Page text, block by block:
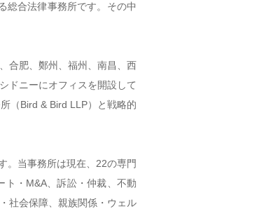
総合法律事務所です。その中
合肥、鄭州、福州、南昌、西
ドニーにオフィスを開設して
（Bird & Bird LLP）と戦略的
。当事務所は現在、22の専門
ト・M&A、訴訟・仲裁、不動
社会保障、親族関係・ウェル